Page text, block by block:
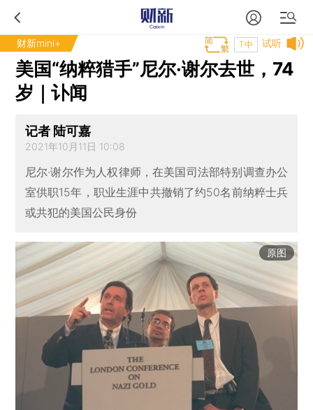
财新mini+ 试听
T中
美国“纳粹猎手”尼尔·谢尔去世，74
岁｜讣闻
记者 陆可嘉
2021年10月11日 10:08
尼尔·谢尔作为人权律师，在美国司法部特别调查办公
室供职15年，职业生涯中共撤销了约50名前纳粹士兵
或共犯的美国公民身份
原图